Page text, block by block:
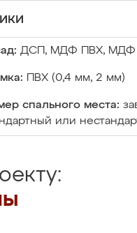
ДСП, МДФ ПВХ, МДФ
ПВХ (0,4 мм, 2 мм)
спального места:
или